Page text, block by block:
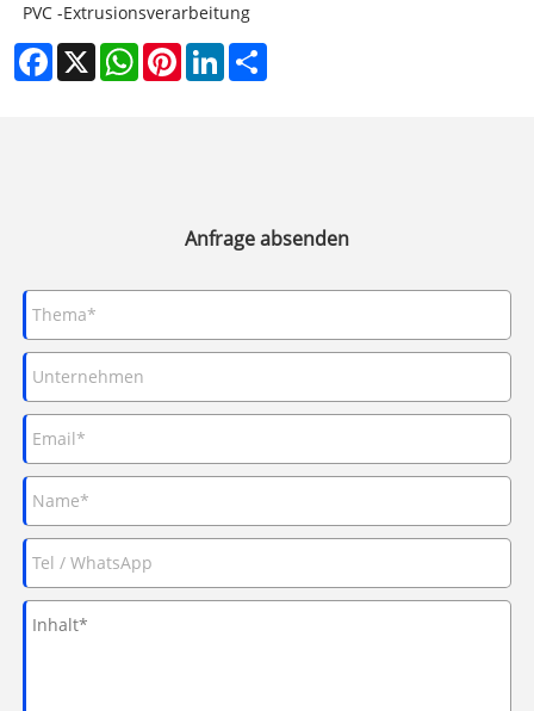
PVC -Extrusionsverarbeitung
Facebook
X WhatsAppPinterestLinkedIn
Anfrage absenden